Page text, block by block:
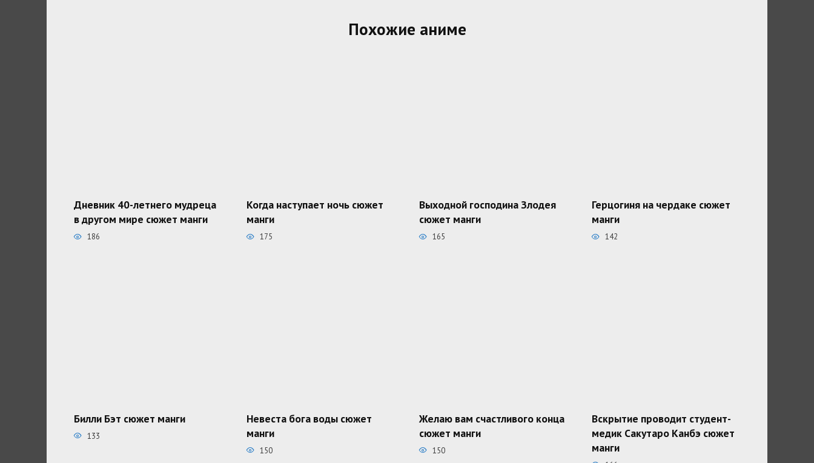
Похожие аниме
Дневник 40-летнего мудреца
в другом мире сюжет манги
186
Когда наступает ночь сюжет
манги
175
Выходной господина Злодея
сюжет манги
165
Герцогиня на чердаке сюжет
манги
142
Билли Бэт сюжет манги
133
Невеста бога воды сюжет
манги
150
Желаю вам счастливого конца
сюжет манги
150
Вскрытие проводит студент-
медик Сакутаро Канбэ сюжет
манги